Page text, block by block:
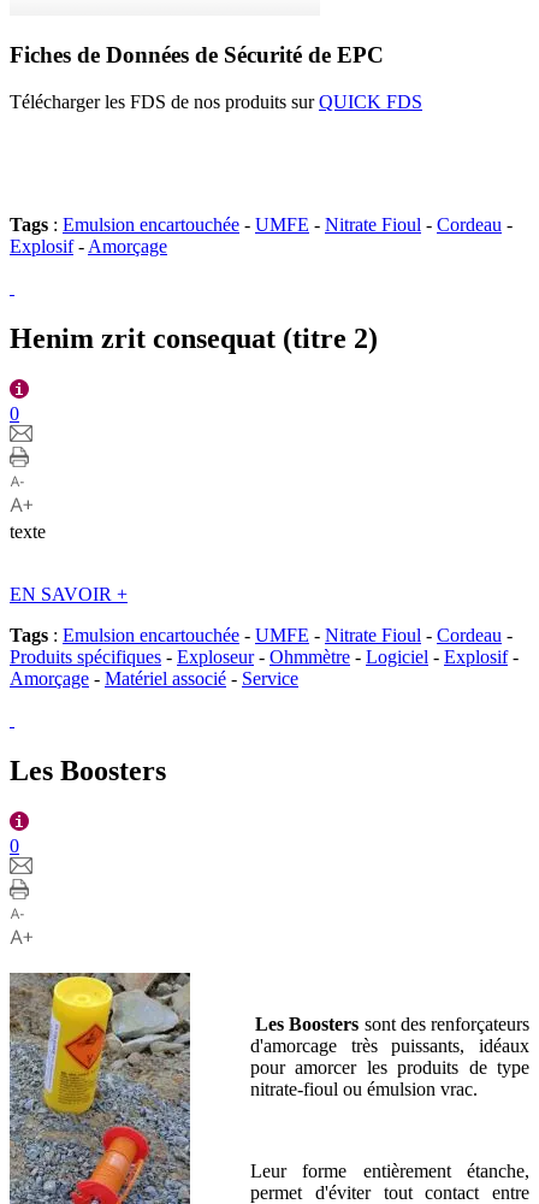
Fiches de Données de Sécurité de EPC
Télécharger les FDS de nos produits surQUICK FDS
Tags : Emulsion encartouchée - UMFE - Nitrate Fioul - Cordeau -
Explosif- Amorçage
Henim zrit consequat (titre 2)
0
texte
EN SAVOIR +
Tags : Emulsion encartouchée - UMFE - Nitrate Fioul - Cordeau -
Produits spécifiques - Exploseur- Ohmmètre - Logiciel - Explosif-
Amorçage - Matériel associé - Service
Les Boosters
0
Les Boosters sont des renforçateurs
d'amorcage très puissants, idéaux
pour amorcer les produits de type
nitrate-fioul ou émulsion vrac.
Leur forme entièrement étanche,
permet d'éviter tout contact entre